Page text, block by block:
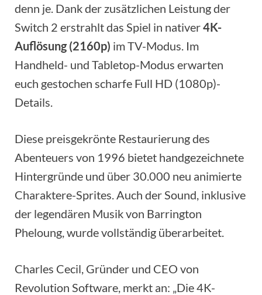
denn je. Dank der zusätzlichen Leistung der
Switch 2 erstrahlt das Spiel in nativer4K-
Auflösung (2160p) im TV-Modus. Im
Handheld- und Tabletop-Modus erwarten
euch gestochen scharfe Full HD (1080p)-
Details.
Diese preisgekrönte Restaurierung des
Abenteuers von 1996 bietet handgezeichnete
Hintergründe und über 30.000 neu animierte
Charaktere-Sprites. Auch der Sound, inklusive
der legendären Musik von Barrington
Pheloung, wurde vollständig überarbeitet.
Charles Cecil, Gründer und CEO von
Revolution Software, merkt an: „Die 4K-